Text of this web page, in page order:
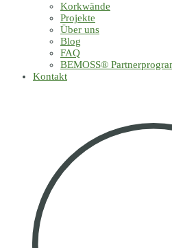
Korkwände
Projekte
Über uns
Blog
FAQ
BEMOSS®
Kontakt